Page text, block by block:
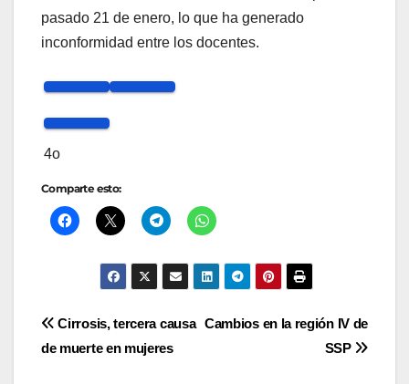
pasado 21 de enero, lo que ha generado
inconformidad entre los docentes.
4o
Comparte esto:
NavegaciónCambios en la región IV de
SSP
Cirrosis, tercera causa
de muerte en mujeres